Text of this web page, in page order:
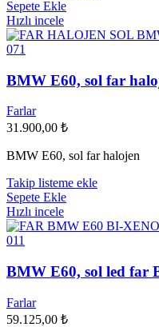
Sepete Ekle
Hızlı incele
BMW E60, sol far
Farlar
31.900,00 ₺
BMW E60, sol far halojen
Takip listeme ekle
Sepete Ekle
Hızlı incele
BMW E60, sol led far
Farlar
59.125,00 ₺